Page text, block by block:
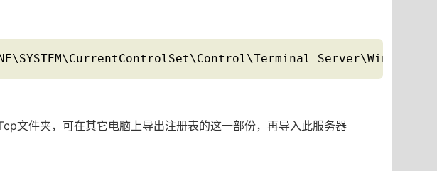
文件夹，可在其它电脑上导出注册表的这一部份，再导入此服务器